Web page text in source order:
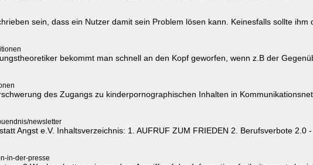
sein, dass ein Nutzer damit sein Problem lösen kann. Keinesfalls sollte ihm
bekommt man schnell an den Kopf geworfen, wenn z.B der
des Zugangs zu kinderpornographischen Inhalten in
newsletter
Angst e.V. Inhaltsverzeichnis: 1. AUFRUF ZUM FRIEDEN 2. Berufsverbote 2.0
in-der-presse